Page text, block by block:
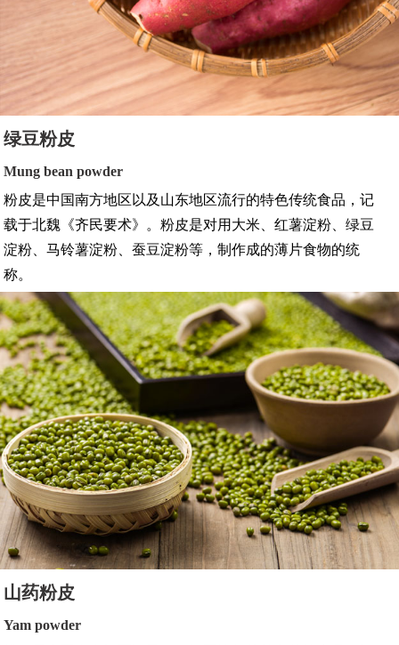
绿豆粉皮
Mung bean powder
粉皮是中国南方地区以及山东地区流行的特色传统食品，记
载于北魏《齐民要术》。粉皮是对用大米、红薯淀粉、绿豆
淀粉、马铃薯淀粉、蚕豆淀粉等，制作成的薄片食物的统
称。
山药粉皮
Yam powder